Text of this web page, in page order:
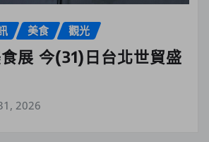
美食 觀光
展 今(31)日台北世貿盛
2026